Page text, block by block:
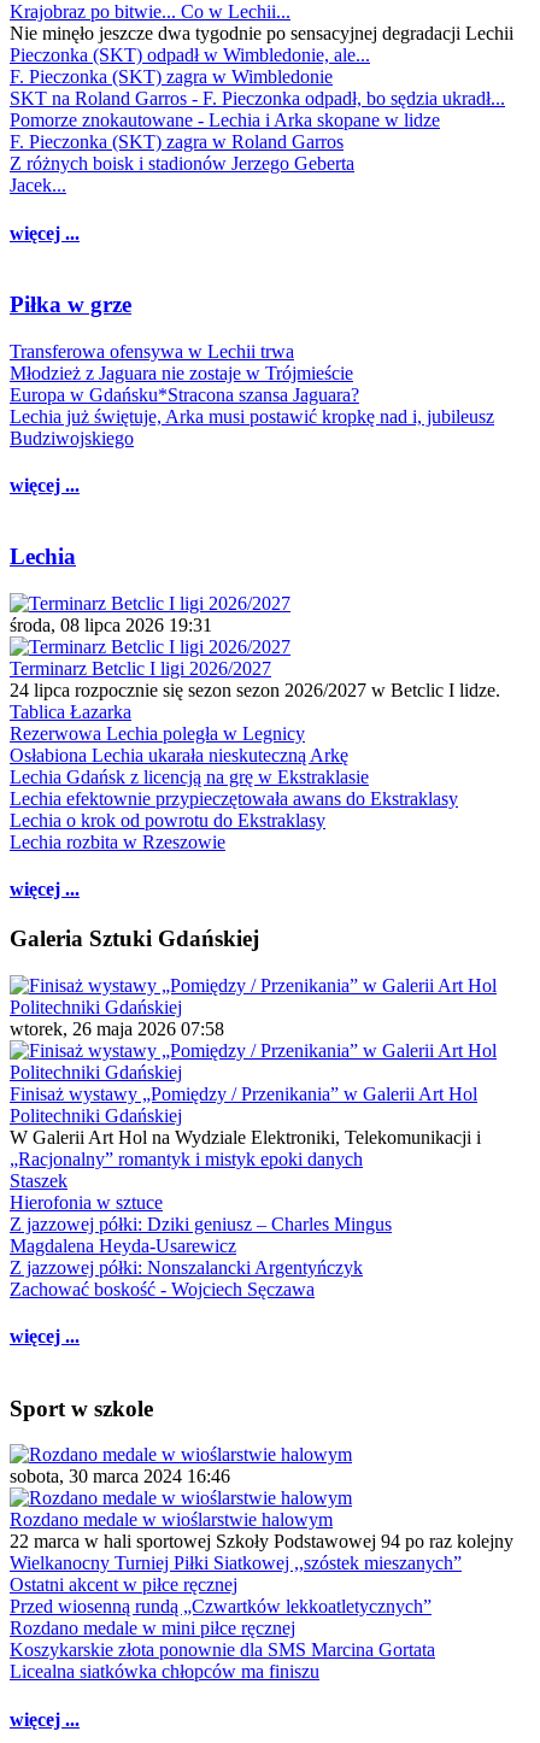
Krajobraz po bitwie... Co w Lechii...
Nie minęło jeszcze dwa tygodnie po sensacyjnej degradacji Lechii
Pieczonka (SKT) odpadł w Wimbledonie, ale...
F. Pieczonka (SKT) zagra w Wimbledonie
SKT na Roland Garros - F. Pieczonka odpadł, bo sędzia ukradł...
Pomorze znokautowane - Lechia i Arka skopane w lidze
F. Pieczonka (SKT) zagra w Roland Garros
Z różnych boisk i stadionów Jerzego Geberta
Jacek...
więcej ...
Piłka w grze
Transferowa ofensywa w Lechii trwa
Młodzież z Jaguara nie zostaje w Trójmieście
Europa w Gdańsku*Stracona szansa Jaguara?
Lechia już świętuje, Arka musi postawić kropkę nad i, jubileusz
Budziwojskiego
więcej ...
Lechia
środa, 08 lipca 2026 19:31
Terminarz Betclic I ligi 2026/2027
24 lipca rozpocznie się sezon sezon 2026/2027 w Betclic I lidze.
Tablica Łazarka
Rezerwowa Lechia poległa w Legnicy
Osłabiona Lechia ukarała nieskuteczną Arkę
Lechia Gdańsk z licencją na grę w Ekstraklasie
Lechia efektownie przypieczętowała awans do Ekstraklasy
Lechia o krok od powrotu do Ekstraklasy
Lechia rozbita w Rzeszowie
więcej ...
Galeria Sztuki Gdańskiej
wtorek, 26 maja 2026 07:58
Finisaż wystawy „Pomiędzy / Przenikania” w Galerii Art Hol
Politechniki Gdańskiej
W Galerii Art Hol na Wydziale Elektroniki, Telekomunikacji i
„Racjonalny” romantyk i mistyk epoki danych
Staszek
Hierofonia w sztuce
Z jazzowej półki: Dziki geniusz – Charles Mingus
Magdalena Heyda-Usarewicz
Z jazzowej półki: Nonszalancki Argentyńczyk
Zachować boskość - Wojciech Sęczawa
więcej ...
Sport w szkole
sobota, 30 marca 2024 16:46
Rozdano medale w wioślarstwie halowym
22 marca w hali sportowej Szkoły Podstawowej 94 po raz kolejny
Wielkanocny Turniej Piłki Siatkowej ,,szóstek mieszanych”
Ostatni akcent w piłce ręcznej
Przed wiosenną rundą „Czwartków lekkoatletycznych”
Rozdano medale w mini piłce ręcznej
Koszykarskie złota ponownie dla SMS Marcina Gortata
Licealna siatkówka chłopców ma finiszu
więcej ...